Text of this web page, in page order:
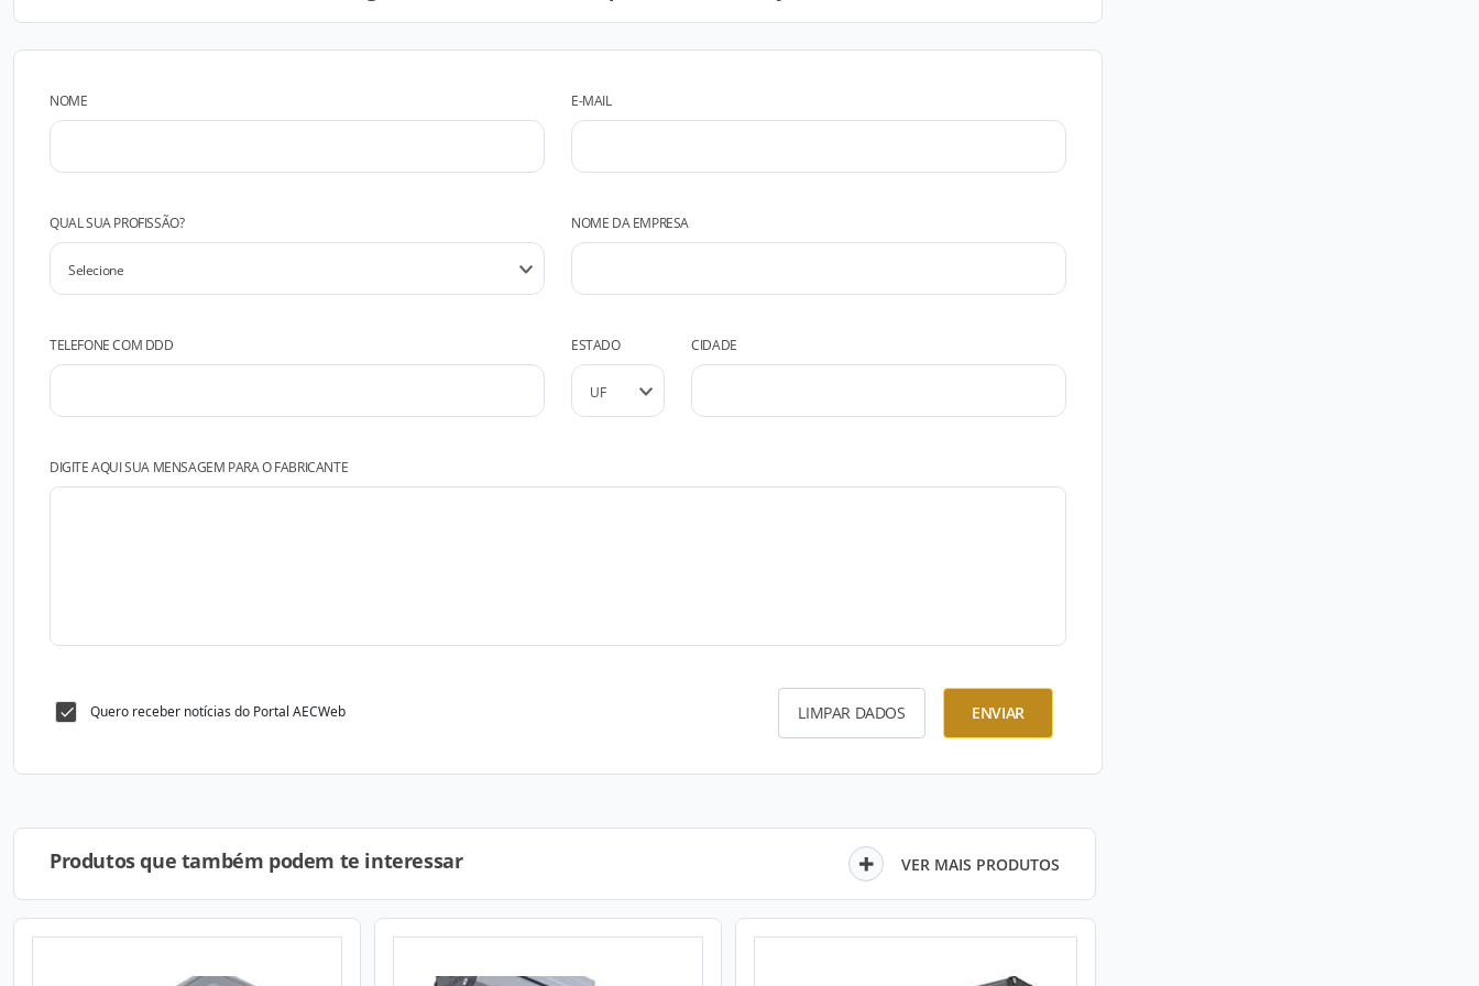
NOME E-MAIL
QUAL SUA PROFISSÃO? NOME DA EMPRESA
TELEFONE COM DDD ESTADO CIDADE
DIGITE AQUI SUA MENSAGEM PARA O FABRICANTE
Quero receber notícias do Portal AECWeb LIMPAR DADOS ENVIAR
Produtos que também podem te interessar VER MAIS PRODUTOS